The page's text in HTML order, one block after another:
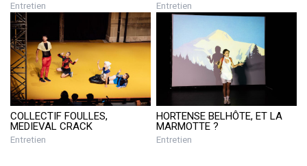
Entretien Entretien
COLLECTIF FOULLES,
MEDIEVAL CRACK
Entretien
HORTENSE BELHÔTE, ET LA
MARMOTTE ?
Entretien